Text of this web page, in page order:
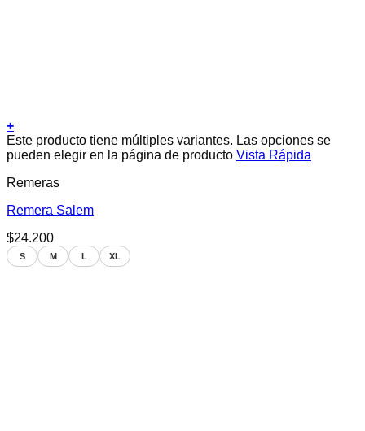
+
Este producto tiene múltiples variantes. Las opciones se
pueden elegir en la página de producto Vista Rápida
Remeras
Remera Salem
$24.200
S M L XL